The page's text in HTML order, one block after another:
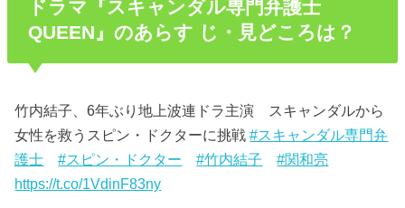
ドラマ『スキャンダル専門弁護士
QUEEN』のあらす じ・見どころは？
竹内結子、6年ぶり地上波連ドラ主演 スキャンダルから
女性を救うスピン・ドクターに挑戦#スキャンダル専門弁
護士
#スピン・ドクター #竹内結子
#関和亮
https://t.co/1VdinF83ny